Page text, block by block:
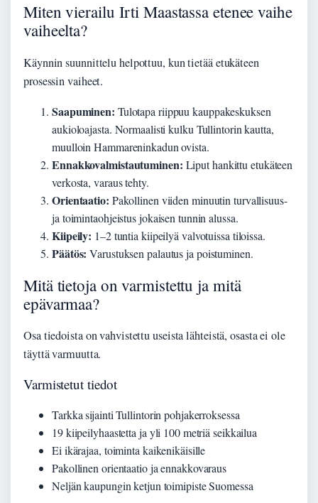
Miten vierailu Irti Maastassa etenee vaihe
vaiheelta?
Käynnin suunnittelu helpottuu, kun tietää etukäteen
prosessin vaiheet.
Saapuminen: Tulotapa riippuu kauppakeskuksen
aukioloajasta. Normaalisti kulku Tullintorin kautta,
muulloin Hammareninkadun ovista.
Ennakkovalmistautuminen: Liput hankittu etukäteen
verkosta, varaus tehty.
Orientaatio: Pakollinen viiden minuutin turvallisuus-
ja toimintaohjeistus jokaisen tunnin alussa.
Kiipeily: 1–2 tuntia kiipeilyä valvotuissa tiloissa.
Päätös: Varustuksen palautus ja poistuminen.
Mitä tietoja on varmistettu ja mitä
epävarmaa?
Osa tiedoista on vahvistettu useista lähteistä, osasta ei ole
täyttä varmuutta.
Varmistetut tiedot
Tarkka sijainti Tullintorin pohjakerroksessa
19 kiipeilyhaastetta ja yli 100 metriä seikkailua
Ei ikärajaa, toiminta kaikenikäisille
Pakollinen orientaatio ja ennakkovaraus
Neljän kaupungin ketjun toimipiste Suomessa